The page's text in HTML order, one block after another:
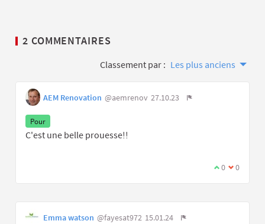
2 COMMENTAIRES
Classement par : Les plus anciens
AEM Renovation @aemrenov 27.10.23
Pour
C'est une belle prouesse!!
0 0
Emma watson @fayesat972 15.01.24